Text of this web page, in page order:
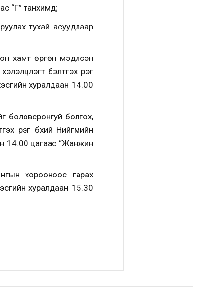
“Г” танхимд;
тухай асуудлаар
хамт өргөн мэдүүлсэн
бэлтгэх үүрэг
хуралдаан 14.00
боловсронгуй болгох,
үүрэг бүхий Нийгмийн
14.00 цагаас “Жанжин
хорооноос гарах
хуралдаан 15.30